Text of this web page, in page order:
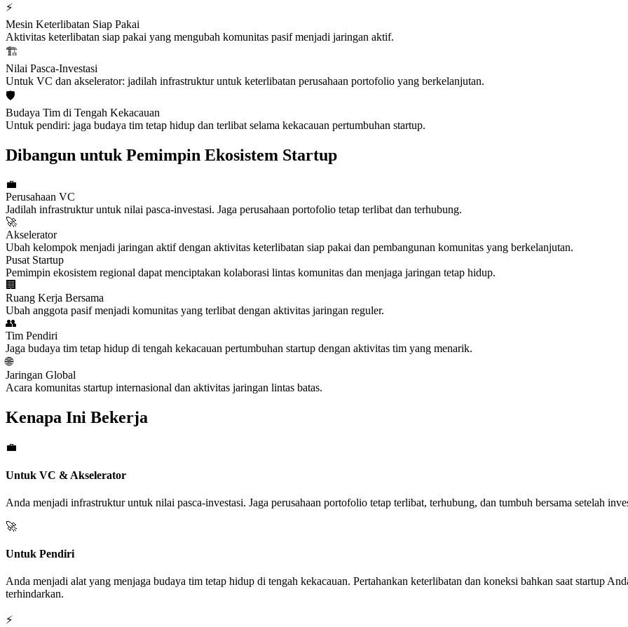
⚡
Mesin Keterlibatan Siap Pakai
Aktivitas keterlibatan siap pakai yang mengubah komunitas pasif menjadi jaringan aktif.
🏗️
Nilai Pasca-Investasi
Untuk VC dan akselerator: jadilah infrastruktur untuk keterlibatan perusahaan portofolio yang berkelanjutan.
🛡️
Budaya Tim di Tengah Kekacauan
Untuk pendiri: jaga budaya tim tetap hidup dan terlibat selama kekacauan pertumbuhan startup.
Dibangun untuk Pemimpin Ekosistem Startup
💼
Perusahaan VC
Jadilah infrastruktur untuk nilai pasca-investasi. Jaga perusahaan portofolio tetap terlibat dan terhubung.
🚀
Akselerator
Ubah kelompok menjadi jaringan aktif dengan aktivitas keterlibatan siap pakai dan pembangunan komunitas yang berkelanjutan.
Pusat Startup
Pemimpin ekosistem regional dapat menciptakan kolaborasi lintas komunitas dan menjaga jaringan tetap hidup.
🏢
Ruang Kerja Bersama
Ubah anggota pasif menjadi komunitas yang terlibat dengan aktivitas jaringan reguler.
👥
Tim Pendiri
Jaga budaya tim tetap hidup di tengah kekacauan pertumbuhan startup dengan aktivitas tim yang menarik.
🌐
Jaringan Global
Acara komunitas startup internasional dan aktivitas jaringan lintas batas.
Kenapa Ini Bekerja
💼
Untuk VC & Akselerator
Anda menjadi infrastruktur untuk nilai pasca-investasi. Jaga perusahaan portofolio tetap terlibat, terhubung, dan tumbuh bersama setelah
🚀
Untuk Pendiri
Anda menjadi alat yang menjaga budaya tim tetap hidup di tengah kekacauan. Pertahankan keterlibatan dan koneksi bahkan saat startup
terhindarkan.
⚡